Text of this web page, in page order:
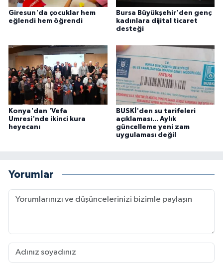
Giresun'da çocuklar hem
eğlendi hem öğrendi
Bursa Büyükşehir'den genç
kadınlara dijital ticaret
desteği
Konya'dan 'Vefa
Umresi'nde ikinci kura
heyecanı
BUSKİ'den su tarifeleri
açıklaması... Aylık
güncelleme yeni zam
uygulaması değil
Yorumlar